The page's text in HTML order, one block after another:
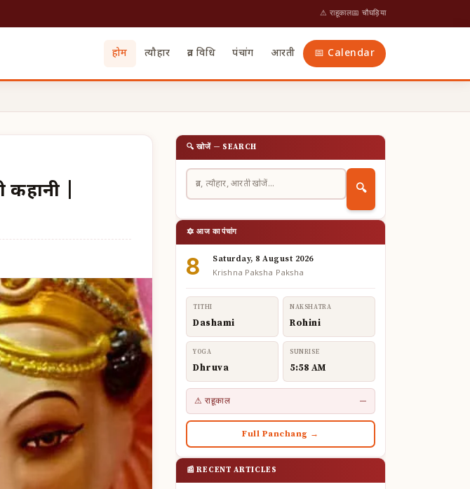
⚠ राहूकाल📅 चौघड़िया
होम त्यौहार व्रत विधि पंचांग आरती 📅 Calendar
|
🔍 खोजें — SEARCH
🔍
🔯 आज का पंचांग
8 Saturday, 8 August 2026
Krishna Paksha Paksha
TITHI
Dashami
NAKSHATRA
Rohini
YOGA
Dhruva
SUNRISE
5:58 AM
⚠ राहूकाल —
Full Panchang →
📰 RECENT ARTICLES